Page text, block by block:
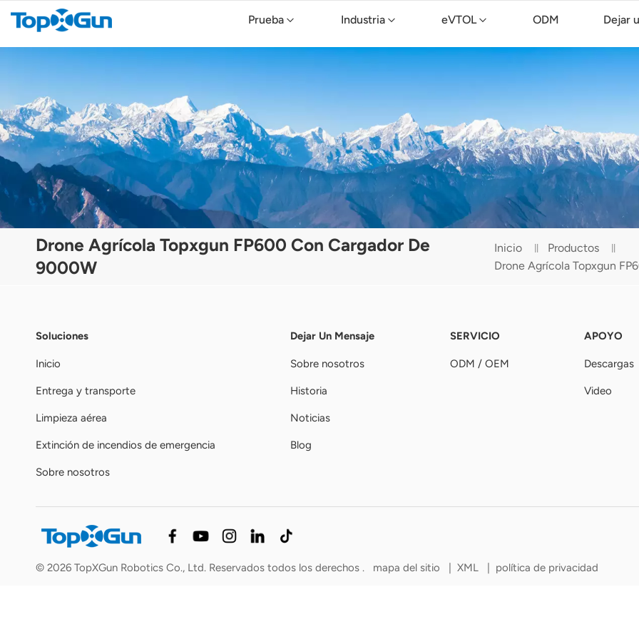
Prueba Industria eVTOL ODM Dejar
Drone Agrícola Topxgun FP600 Con Cargador De
9000W
Inicio
Productos
Drone Agrícola Topxgun
Soluciones
Inicio
Entrega y transporte
Limpieza aérea
Extinción de incendios de emergencia
Sobre nosotros
Dejar Un Mensaje
Sobre nosotros
Historia
Noticias
Blog
SERVICIO
ODM / OEM
APOYO
Descargas
Video
© 2026 TopXGun Robotics Co., Ltd. Reservados todos los derechos . mapa del sitio XML política de privacidad